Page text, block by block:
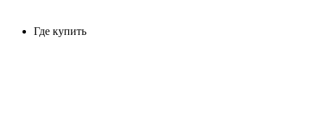
Где купить